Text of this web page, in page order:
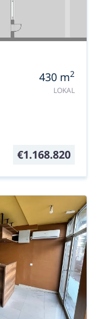
430 m2
LOKAL
€1.168.820